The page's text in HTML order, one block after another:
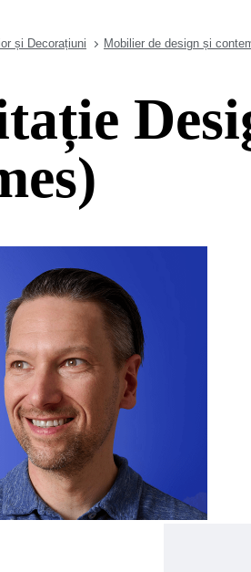
și Decorațiuni Mobilier de design și